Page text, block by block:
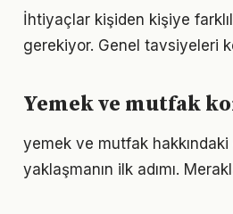
İhtiyaçlar kişiden kişiye
gerekiyor. Genel tavsiyeleri
Yemek ve mutfak
yemek ve mutfak hakkındaki
yaklaşmanın ilk adımı.